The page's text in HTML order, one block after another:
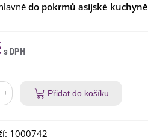
do pokrmů asijské kuchyně
+ Přidat do košíku
1000742